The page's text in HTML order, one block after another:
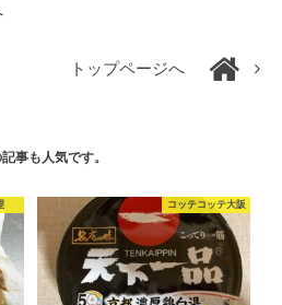
トップページへ
事も人気です。
コッテコッテ大阪